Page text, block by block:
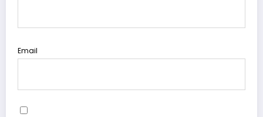
Email